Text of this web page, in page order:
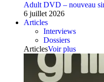
Adult DVD – nouveau
6 juillet 2026
Articles
Interviews
Dossiers
ArticlesVoir plus